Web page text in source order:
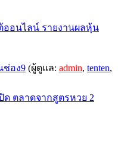
ต้ออนไลน์ รายงานผลหุ้น
ช่อง9 (ผู้ดูแล: admin, tenten,
ด ตลาดจากสูตรหวย 2